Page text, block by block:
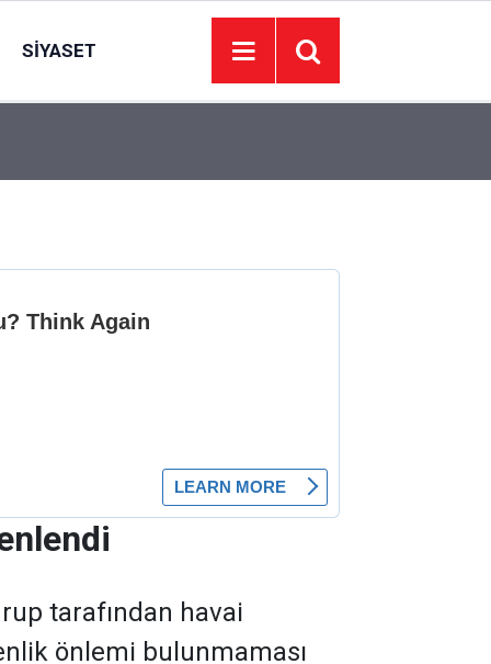
SIYASET
tarafından havai
önlemi bulunmaması